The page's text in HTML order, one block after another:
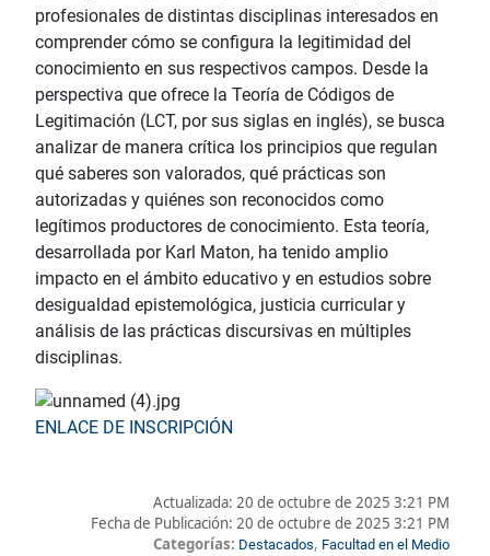
profesionales de distintas disciplinas interesados en
comprender cómo se configura la legitimidad del
conocimiento en sus respectivos campos. Desde la
perspectiva que ofrece la Teoría de Códigos de
Legitimación (LCT, por sus siglas en inglés), se busca
analizar de manera crítica los principios que regulan
qué saberes son valorados, qué prácticas son
autorizadas y quiénes son reconocidos como
legítimos productores de conocimiento. Esta teoría,
desarrollada por Karl Maton, ha tenido amplio
impacto en el ámbito educativo y en estudios sobre
desigualdad epistemológica, justicia curricular y
análisis de las prácticas discursivas en múltiples
disciplinas.
ENLACE DE INSCRIPCIÓN
Actualizada: 20 de octubre de 2025 3:21 PM
Fecha de Publicación: 20 de octubre de 2025 3:21 PM
Categorías: Destacados, Facultad en el Medio